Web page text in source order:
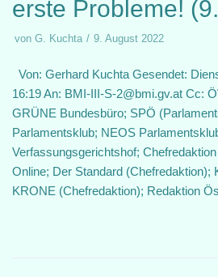
erste Probleme!
von G. Kuchta 9. August 2022
Von: Gerhard Kuchta Gesendet:
16:19 An: BMI-III-S-2@bmi.gv.at Cc:
GRÜNE Bundesbüro; SPÖ
Parlamentsklub; NEOS
Verfassungsgerichtshof;
Online; Der Standard (Chefredaktion);
KRONE (Chefredaktion); Redaktion